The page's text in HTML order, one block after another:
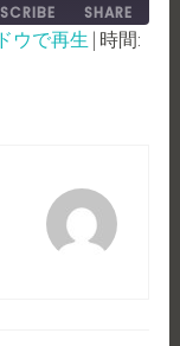
SHARE
ウで再生 | 時間: